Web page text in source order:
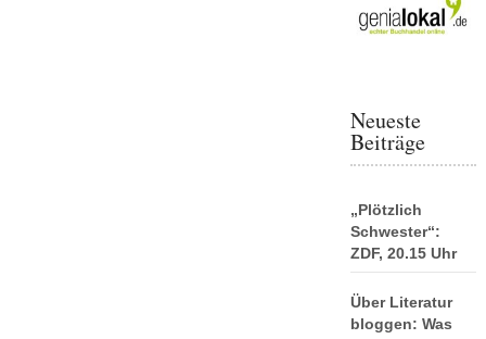
Neueste
Beiträge
„Plötzlich
Schwester“:
ZDF, 20.15 Uhr
Über Literatur
bloggen: Was